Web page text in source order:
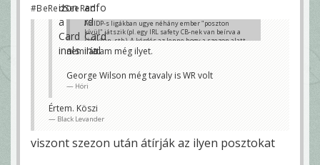
#BeRedSeeRed
Az IDP-s ligákban ugye néhány ember "poszton
kívül" játszik (pl. egy IRL safety CB-nek van beírva a
játékban, stb.). A kérdés az lenne hogy a szezon alatt
ez változik-e (pl. valaki 5. hétig CB aztán kijavítják S-
re)?
nem láttam még ilyet.
George Wilson még tavaly is WR volt
Höri
Értem. Köszi
Black Levander
viszont szezon után átírják az ilyen posztokat